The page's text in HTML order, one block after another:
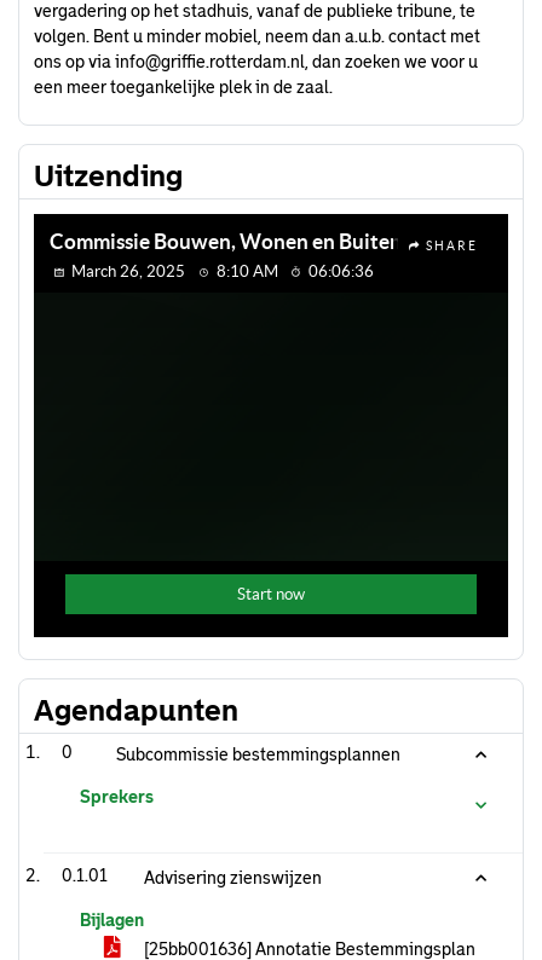
vergadering op het stadhuis, vanaf de publieke tribune, te
volgen. Bent u minder mobiel, neem dan a.u.b. contact met
ons op via info@griffie.rotterdam.nl , dan zoeken we voor u
een meer toegankelijke plek in de zaal.
Uitzending
Agendapunten
0 Subcommissie bestemmingsplannen
Sprekers
0.1.01 Advisering zienswijzen
Bijlagen
[25bb001636] Annotatie Bestemmingsplan